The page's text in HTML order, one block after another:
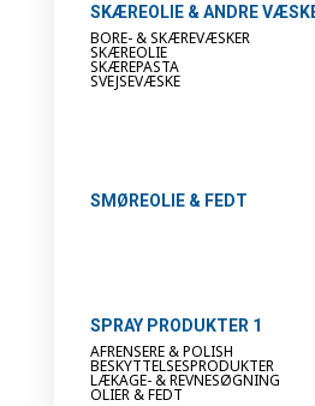
SKÆREOLIE & ANDRE
BORE- & SKÆREVÆSKER
SKÆREOLIE
SKÆREPASTA
SVEJSEVÆSKE
SMØREOLIE & FEDT
SPRAY PRODUKTER 1
AFRENSERE & POLISH
BESKYTTELSESPRODUKTER
LÆKAGE- & REVNESØGNING
OLIER & FEDT